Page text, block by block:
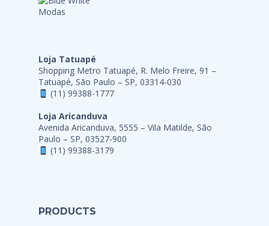
Loja Tatuapé
Shopping Metro Tatuapé, R. Melo Freire, 91 –
Tatuapé, São Paulo – SP, 03314-030
(11) 99388-1777
Loja Aricanduva
Avenida Aricanduva, 5555 – Vila Matilde, São
Paulo – SP, 03527-900
(11) 99388-3179
PRODUCTS